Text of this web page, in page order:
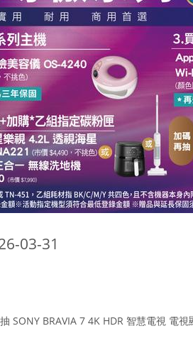
03-31
SONY BRAVIA 7 4K HDR 智慧電視 電